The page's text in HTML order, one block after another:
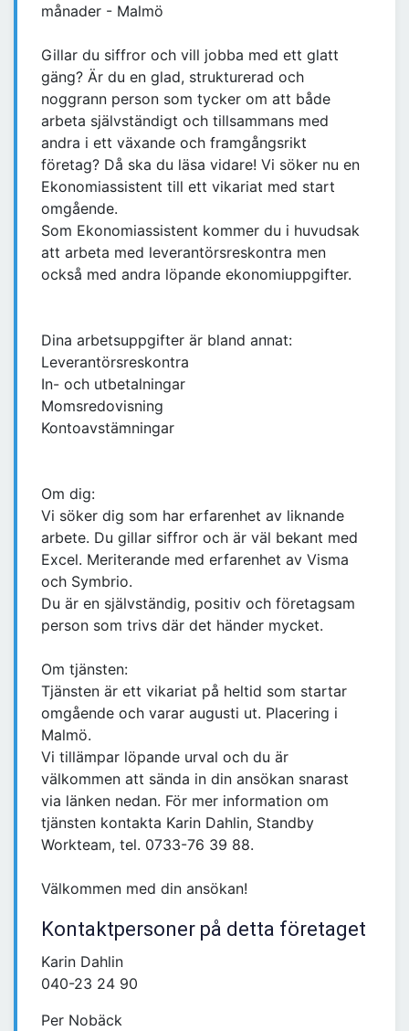
månader - Malmö
Gillar du siffror och vill jobba med ett glatt
gäng? Är du en glad, strukturerad och
noggrann person som tycker om att både
arbeta självständigt och tillsammans med
andra i ett växande och framgångsrikt
företag? Då ska du läsa vidare! Vi söker nu en
Ekonomiassistent till ett vikariat med start
omgående.
Som Ekonomiassistent kommer du i huvudsak
att arbeta med leverantörsreskontra men
också med andra löpande ekonomiuppgifter.
Dina arbetsuppgifter är bland annat:
Leverantörsreskontra
In- och utbetalningar
Momsredovisning
Kontoavstämningar
Om dig:
Vi söker dig som har erfarenhet av liknande
arbete. Du gillar siffror och är väl bekant med
Excel. Meriterande med erfarenhet av Visma
och Symbrio.
Du är en självständig, positiv och företagsam
person som trivs där det händer mycket.
Om tjänsten:
Tjänsten är ett vikariat på heltid som startar
omgående och varar augusti ut. Placering i
Malmö.
Vi tillämpar löpande urval och du är
välkommen att sända in din ansökan snarast
via länken nedan. För mer information om
tjänsten kontakta Karin Dahlin, Standby
Workteam, tel. 0733-76 39 88.
Välkommen med din ansökan!
Kontaktpersoner på detta företaget
Karin Dahlin
040-23 24 90
Per Nobäck